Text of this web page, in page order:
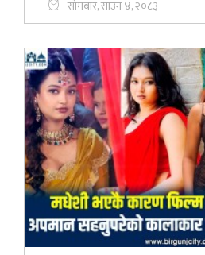
सोमबार, साउन ४, २०८३